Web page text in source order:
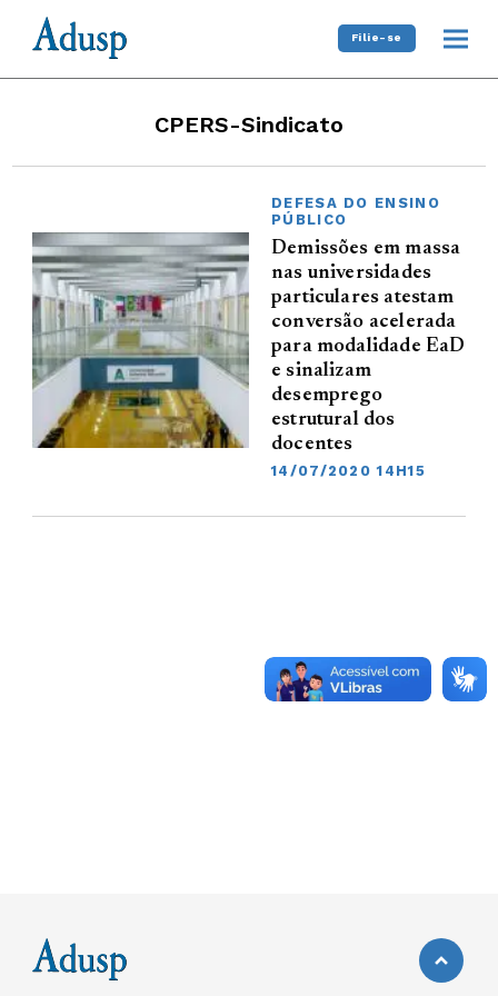
Filie-se
CPERS-Sindicato
DEFESA DO ENSINO
PÚBLICO
Demissões em massa
nas universidades
particulares atestam
conversão acelerada
para modalidade EaD
e sinalizam
desemprego
estrutural dos
docentes
14/07/2020 14H15